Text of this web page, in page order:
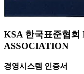
KSA 한국표준협
ASSOCIATION
경영시스템 인증서